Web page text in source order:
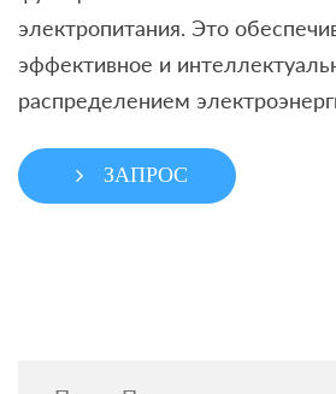
электропитания. Это
эффективное и
распределением
ЗАПРОС